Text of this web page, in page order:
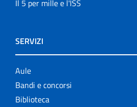
Il 5 per mille e l'ISS
SERVIZI
Aule
Bandi e concorsi
Biblioteca